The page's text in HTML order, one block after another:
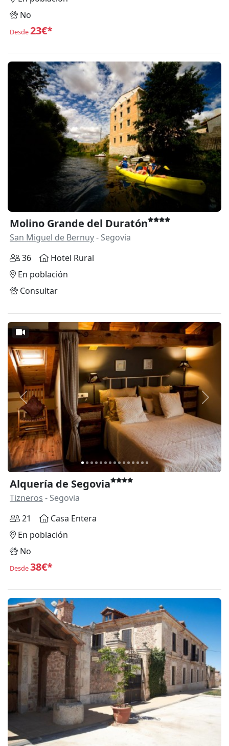
No
Desde23€*
Molino Grande del Duratón
San Miguel de Bernuy- Segovia
36
Hotel Rural
En población
Consultar
Anterior
Alquería de Segovia
Tizneros - Segovia
21
Casa Entera
En población
No
Desde38€*